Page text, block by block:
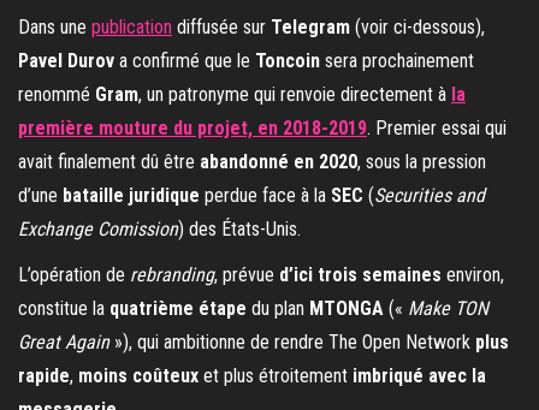
Dans une publication diffusée sur Telegram (voir ci-dessous),
Pavel Durov a confirmé que le Toncoin sera prochainement
renommé Gram, un patronyme qui renvoie directement à la
première mouture du projet, en 2018-2019. Premier essai qui
avait finalement dû être abandonné en 2020, sous la pression
d’une bataille juridique perdue face à la SEC (Securities and
Exchange Comission) des États-Unis.
L’opération de rebranding, prévue d’ici trois semaines environ,
constitue la quatrième étape du plan MTONGA (« Make TON
Great Again»), qui ambitionne de rendre The Open Network plus
rapide, moins coûteux et plus étroitement imbriqué avec la